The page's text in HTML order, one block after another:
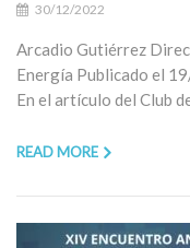
30/12/2022
Arcadio Gutiérrez
Energía Publicado el
En el artículo del Club
READ MORE